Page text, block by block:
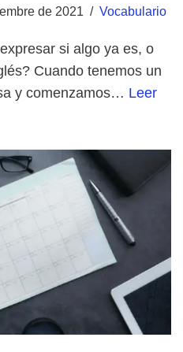
de 2021 Vocabulario
si algo ya es, o
Cuando tenemos un
y comenzamos… Leer